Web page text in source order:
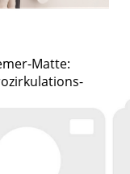
Matte: